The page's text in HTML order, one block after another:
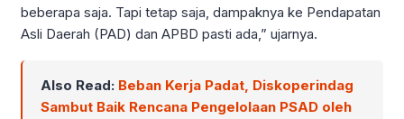
beberapa saja. Tapi tetap saja, dampaknya ke Pendapatan
Asli Daerah (PAD) dan APBD pasti ada,” ujarnya.
Also Read: Beban Kerja Padat, Diskoperindag
Sambut Baik Rencana Pengelolaan PSAD oleh